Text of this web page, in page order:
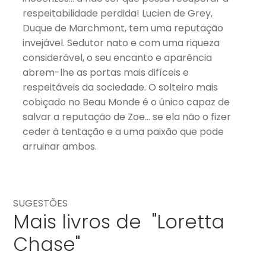
respeitabilidade perdida! Lucien de Grey,
Duque de Marchmont, tem uma reputação
invejável. Sedutor nato e com uma riqueza
considerável, o seu encanto e aparência
abrem-lhe as portas mais difíceis e
respeitáveis da sociedade. O solteiro mais
cobiçado no Beau Monde é o único capaz de
salvar a reputação de Zoe… se ela não o fizer
ceder à tentação e a uma paixão que pode
arruinar ambos.
SUGESTÕES
Mais livros de "Loretta
Chase"